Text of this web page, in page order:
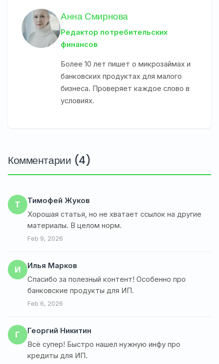
Анна Смирнова
Редактор потребительских
финансов
Более 10 лет пишет о микрозаймах и
банковских продуктах для малого
бизнеса. Проверяет каждое слово в
условиях.
Комментарии (4)
Т
Тимофей Жуков
Хорошая статья, но не хватает ссылок на другие
материалы. В целом норм.
Feb 9, 2026
И
Илья Марков
Спасибо за полезный контент! Особенно про
банковские продукты для ИП.
Feb 6, 2026
Г
Георгий Никитин
Всё супер! Быстро нашел нужную инфу про
кредиты для ИП.